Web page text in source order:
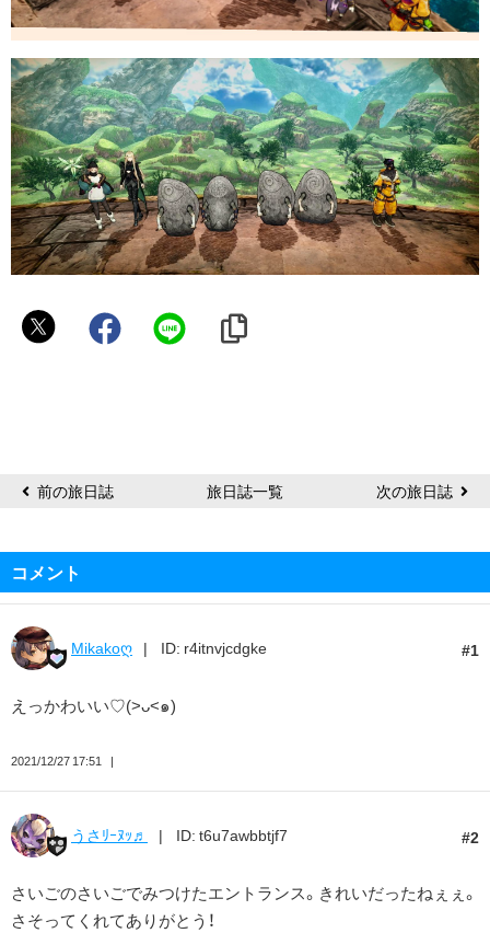
こ
前の旅日誌 旅日誌一覧 次の旅日誌
コメント
1
Mikakoღ ID: r4itnvjcdgke
えっかわいい♡(>ᴗ<๑)
2021/12/27 17:51
2
うさﾘｰﾇｯ♬ ID: t6u7awbbtjf7
さいごのさいごでみつけたエントランス。きれいだったねぇぇ。
さそってくれてありがとう！